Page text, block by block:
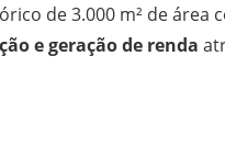
de 3.000 m² de área
e geração de renda